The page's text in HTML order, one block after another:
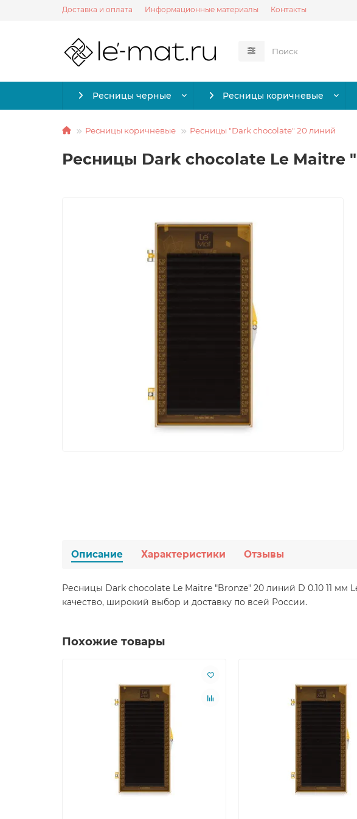
Доставка и оплата Информационные материалы Контакты
Ресницы черные Ресницы коричневые
Ресницы коричневые Ресницы "Dark chocolate" 20 линий
Ресницы Dark chocolate Le Maitre
Описание Характеристики Отзывы
Ресницы Dark chocolate Le Maitre "Bronze" 20 линий D 0.10 11
качество, широкий выбор и доставку по всей России.
Похожие товары